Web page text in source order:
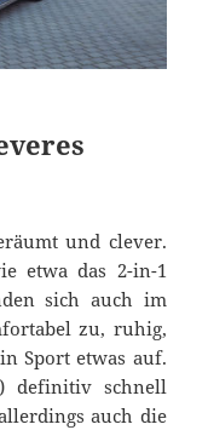
und clever.
etwa das 2-in-1
sich auch im
zu, ruhig,
Sport etwas auf.
definitiv schnell
auch die